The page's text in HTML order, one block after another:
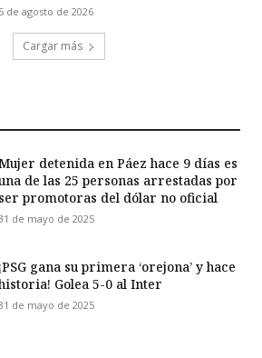
5 de agosto de 2026
Cargar más
detenida en Páez hace 9 días es
de las 25 personas arrestadas por
ser promotoras del dólar no oficial
de mayo de 2025
¡PSG gana su primera ‘orejona’ y hace
Golea 5-0 al Inter
de mayo de 2025